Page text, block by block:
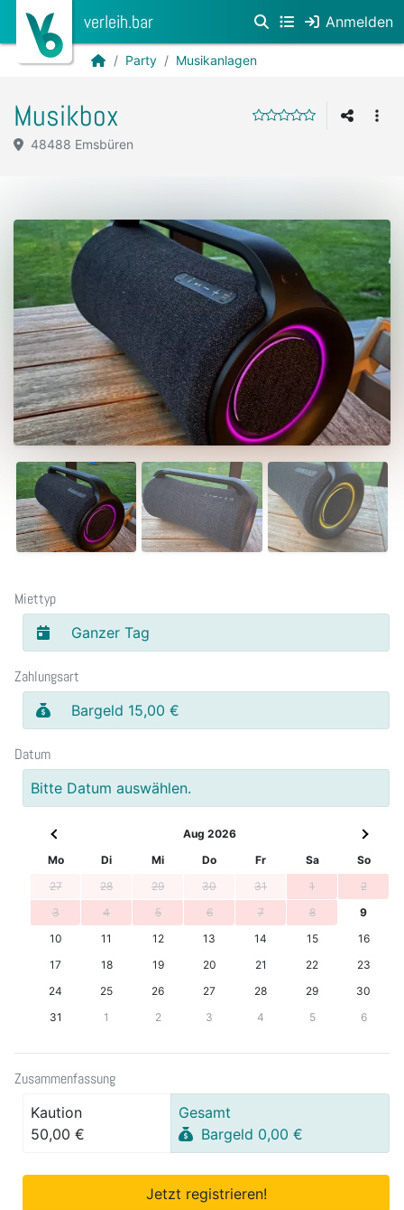
verleih.bar Anmelden
Party Musikanlagen
Musikbox
48488 Emsbüren
Miettyp
Ganzer Tag
Zahlungsart
Bargeld 15,00 €
Datum
Bitte Datum auswählen.
Aug 2026
Mo
Di Mi Do Fr Sa
So
27
28 29 30 31 1
2
3
4 5 6 7 8
9
10
11 12 13 14 15
16
17
18 19 20 21 22
23
24
25 26 27 28 29
30
31
1 2 3 4 5 6
Zusammenfassung
Kaution
50,00 €
Gesamt
Bargeld 0,00 €
Jetzt registrieren!